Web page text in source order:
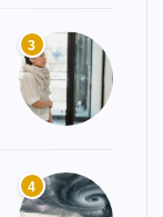
3
4